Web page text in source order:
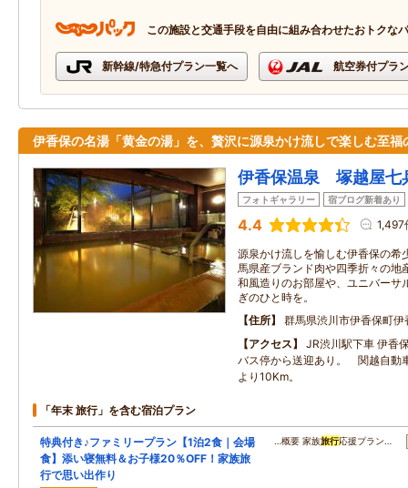
この施設と交通手段を自由に組み合わせたおトクな
新幹線/特急付プラン一覧へ 航空券付プラ
伊香保の名湯「黄金の湯」を、贅沢に源泉かけ流しで楽しむ至福
伊香保温泉 塚越屋七
フォトギャラリー 宿ブログ新着あり
4.4 1,497
源泉かけ流しを愉しむ伊香保の希
馬県産ブランド肉や四季折々の地
和風造りのお部屋や、ユニバーサ
ぎのひと時を。
住所
群馬県渋川市伊香保町
アクセス
JR渋川駅下車 伊香
バス停から送迎あり。 関越自動
より10Km。
「年末 旅行」を含む宿泊プラン
特典付き♪ファミリープラン【1泊2食｜会場
食】添い寝無料＆お子様20％OFF！家族旅
行で思い出作り
…概要 家族旅行応援プラン…